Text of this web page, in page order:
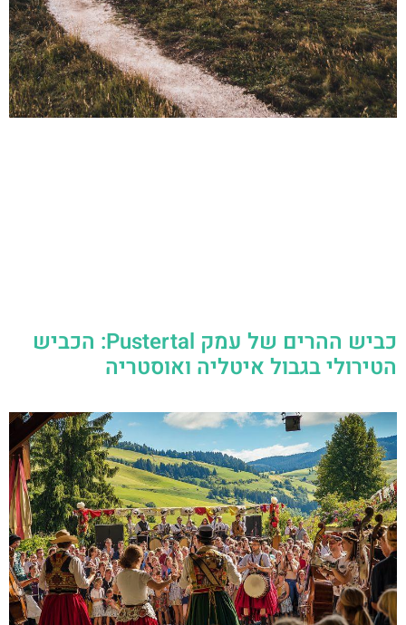
כביש ההרים של עמק Pustertal: הכביש
הטירולי בגבול איטליה ואוסטריה